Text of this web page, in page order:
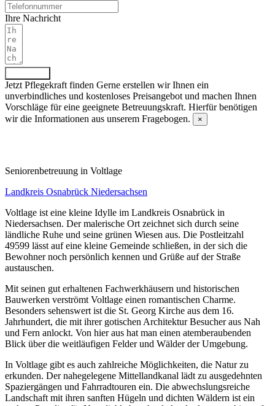
Ihre Nachricht
Jetzt Pflegekraft finden Gerne erstellen wir Ihnen ein
unverbindliches und kostenloses Preisangebot und machen Ihnen
Vorschläge für eine geeignete Betreuungskraft. Hierfür benötigen
wir die Informationen aus unserem Fragebogen.
×
Senioren­betreuung in Voltlage
Landkreis Osnabrück Niedersachsen
Voltlage ist eine kleine Idylle im Landkreis Osnabrück in
Niedersachsen. Der malerische Ort zeichnet sich durch seine
ländliche Ruhe und seine grünen Wiesen aus. Die Postleitzahl
49599 lässt auf eine kleine Gemeinde schließen, in der sich die
Bewohner noch persönlich kennen und Grüße auf der Straße
austauschen.
Mit seinen gut erhaltenen Fachwerkhäusern und historischen
Bauwerken verströmt Voltlage einen romantischen Charme.
Besonders sehenswert ist die St. Georg Kirche aus dem 16.
Jahrhundert, die mit ihrer gotischen Architektur Besucher aus Nah
und Fern anlockt. Von hier aus hat man einen atemberaubenden
Blick über die weitläufigen Felder und Wälder der Umgebung.
In Voltlage gibt es auch zahlreiche Möglichkeiten, die Natur zu
erkunden. Der nahegelegene Mittellandkanal lädt zu ausgedehnten
Spaziergängen und Fahrradtouren ein. Die abwechslungsreiche
Landschaft mit ihren sanften Hügeln und dichten Wäldern ist ein